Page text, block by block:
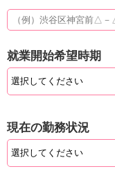
就業開始希望時期
現在の勤務状況